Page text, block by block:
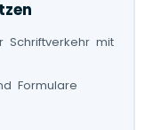
Schriftverkehr mit
Formulare